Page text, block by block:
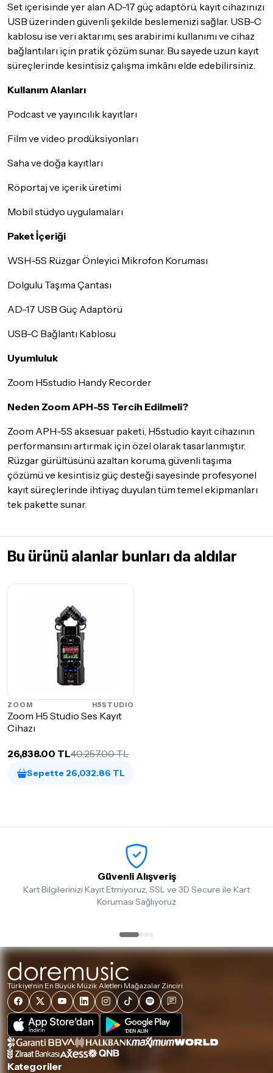
Set içerisinde yer alan AD-17 güç adaptörü, kayıt cihazınızı
USB üzerinden güvenli şekilde beslemenizi sağlar. USB-C
kablosu ise veri aktarımı, ses arabirimi kullanımı ve cihaz
bağlantıları için pratik çözüm sunar. Bu sayede uzun kayıt
süreçlerinde kesintisiz çalışma imkânı elde edebilirsiniz.
Kullanım Alanları
Podcast ve yayıncılık kayıtları
Film ve video prodüksiyonları
Saha ve doğa kayıtları
Röportaj ve içerik üretimi
Mobil stüdyo uygulamaları
Paket İçeriği
WSH-5S Rüzgar Önleyici Mikrofon Koruması
Dolgulu Taşıma Çantası
AD-17 USB Güç Adaptörü
USB-C Bağlantı Kablosu
Uyumluluk
Zoom H5studio Handy Recorder
Neden Zoom APH-5S Tercih Edilmeli?
Zoom APH-5S aksesuar paketi, H5studio kayıt cihazının
performansını artırmak için özel olarak tasarlanmıştır.
Rüzgar gürültüsünü azaltan koruma, güvenli taşıma
çözümü ve kesintisiz güç desteği sayesinde profesyonel
kayıt süreçlerinde ihtiyaç duyulan tüm temel ekipmanları
tek pakette sunar.
Bu ürünü alanlar bunları da aldılar
ZOOM H5STUDIO
Zoom H5 Studio Ses Kayıt
Cihazı
26,838.00 TL40,257.00 TL
Sepette 26,032.86 TL
Güvenli Alışveriş
Kart Bilgilerinizi Kayıt Etmiyoruz, SSL ve 3D Secure ile Kart
Koruması Sağlıyoruz
Türkiye'nin En Büyük Müzik Aletleri Mağazalar Zinciri
Kategoriler